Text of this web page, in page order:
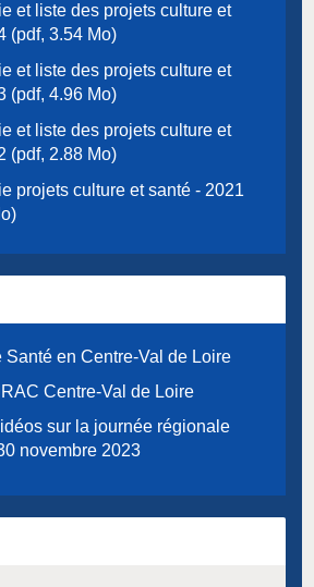
et liste des projets culture et
(pdf, 3.54 Mo)
et liste des projets culture et
(pdf, 4.96 Mo)
et liste des projets culture et
(pdf, 2.88 Mo)
projets culture et santé - 2021
Santé en Centre-Val de Loire
Centre-Val de Loire
sur la journée régionale
novembre 2023